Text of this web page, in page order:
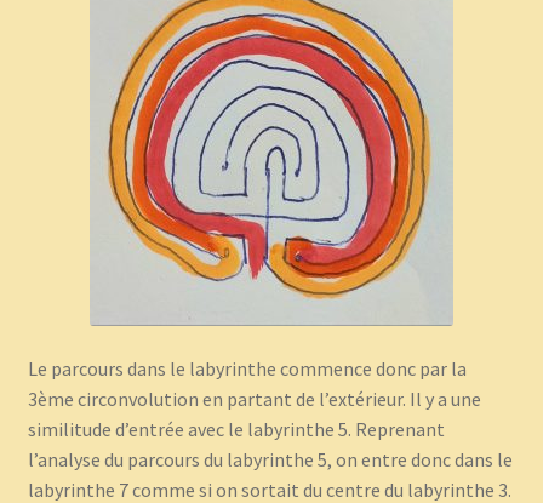
Le parcours dans le labyrinthe commence donc par la
3ème circonvolution en partant de l’extérieur. Il y a une
similitude d’entrée avec le labyrinthe 5. Reprenant
l’analyse du parcours du labyrinthe 5, on entre donc dans le
labyrinthe 7 comme si on sortait du centre du labyrinthe 3.